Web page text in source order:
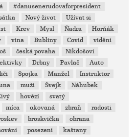
#danusenerudovaforpresident
Nový život
Užívat si
Krev Mysl Ňadra
Horňák
vina Bubliny Covid
vidění
česká povaha
Nikdošovi
Drbny Pavlač
Auto
Spojka Manžel
Instruktor
muži Švejk
Náhubek
hovězí
svatý
míca okovaná zbraň
radosti
broskvička
obrana
posezení
kaštany